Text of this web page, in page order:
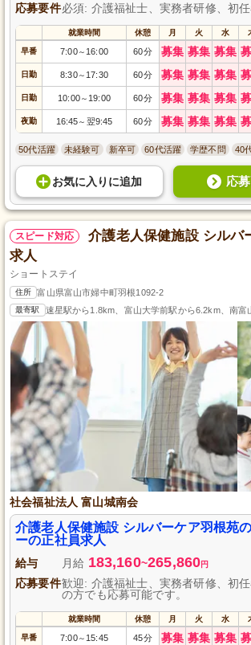
応募要件必須: 介護福祉士、実務者研修、初
就業時間 休憩 月 火 水
早番 7:00～ 16:00 60分 募集 募集 募集
日勤 8:30～ 17:30 60分 募集 募集 募集
日勤 10:00～ 19:00 60分 募集 募集 募集
夜勤 16:45～ 翌9:45 60分 募集 募集 募集
50代活躍 未経験可 新卒可 60代活躍 学歴不問 40
お気に入り に追加 応
スピード対応
介護老人保健施設 シルバ
求人
ショートステイ
住所 富山県富山市婦中町羽根1092-2
最寄駅 速星駅から1.8km、富山大学前駅から6.2km、南富
社会福祉法人 富山城南会
介護老人保健施設 シルバーケア羽根苑
ーの正社員求人
給与 月給 183,160~265,860円
応募要件歓迎: 介護福祉士、実務者研修、初
の方でも応募可能です。
就業時間 休憩 月 火 水
早番 7:00～ 15:45 45分 募集 募集 募集